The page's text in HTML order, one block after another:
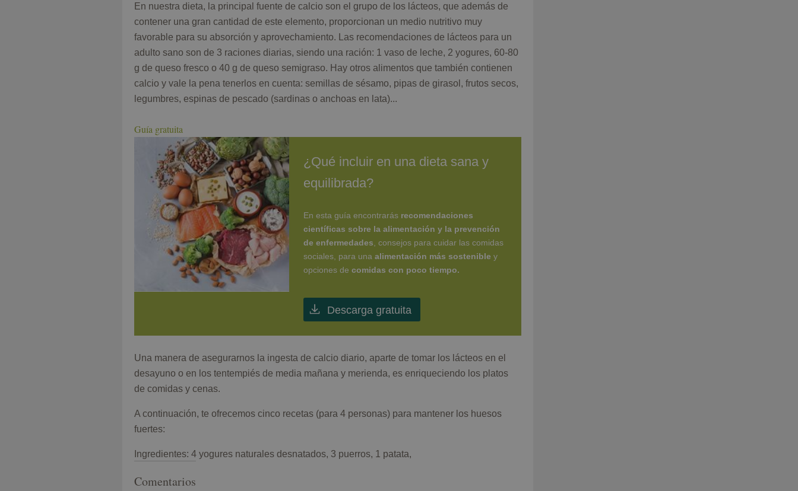
En nuestra dieta, la principal fuente de calcio son el grupo de los lácteos, que además de
contener una gran cantidad de este elemento, proporcionan un medio nutritivo muy
favorable para su absorción y aprovechamiento. Las recomendaciones de lácteos para un
adulto sano son de 3 raciones diarias, siendo una ración: 1 vaso de leche, 2 yogures, 60-80
g de queso fresco o 40 g de queso semigraso. Hay otros alimentos que también contienen
calcio y vale la pena tenerlos en cuenta: semillas de sésamo, pipas de girasol, frutos secos,
legumbres, espinas de pescado (sardinas o anchoas en lata)...
Guía gratuita
¿Qué incluir en una dieta sana y
equilibrada?
En esta guía encontrarás recomendaciones
científicas sobre la alimentación y la prevención
de enfermedades , consejos para cuidar las comidas
sociales, para una alimentación más sostenible y
opciones de comidas con poco tiempo.
Descarga gratuita
Una manera de asegurarnos la ingesta de calcio diario, aparte de tomar los lácteos en el
desayuno o en los tentempiés de media mañana y merienda, es enriqueciendo los platos
de comidas y cenas.
A continuación, te ofrecemos cinco recetas (para 4 personas) para mantener los huesos
fuertes:
Ingredientes: 4 yogures naturales desnatados, 3 puerros, 1 patata,
Comentarios